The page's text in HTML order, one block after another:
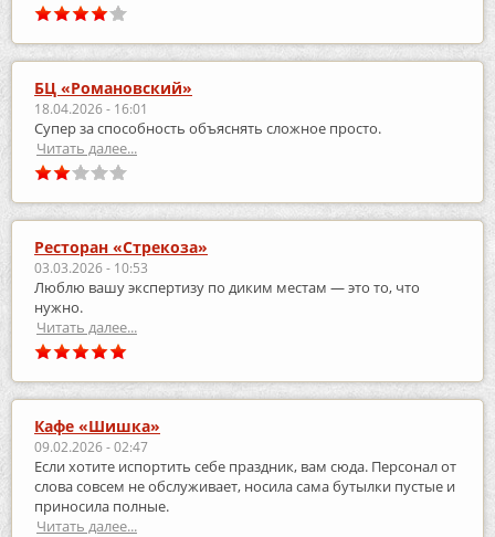
БЦ «Романовский»
18.04.2026 - 16:01
Супер за способность объяснять сложное просто.
Читать далее...
Ресторан «Стрекоза»
03.03.2026 - 10:53
Люблю вашу экспертизу по диким местам — это то, что
нужно.
Читать далее...
Кафе «Шишка»
09.02.2026 - 02:47
Если хотите испортить себе праздник, вам сюда. Персонал от
слова совсем не обслуживает, носила сама бутылки пустые и
приносила полные.
Читать далее...